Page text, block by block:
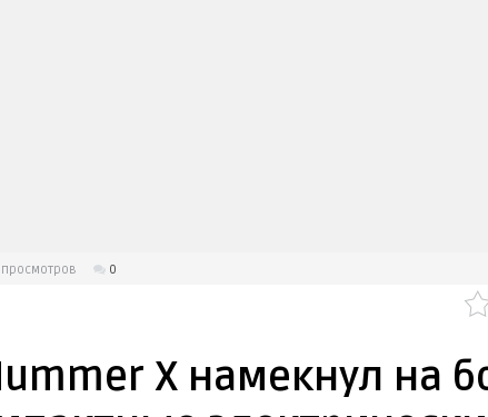
просмотров 0
X намекнул на